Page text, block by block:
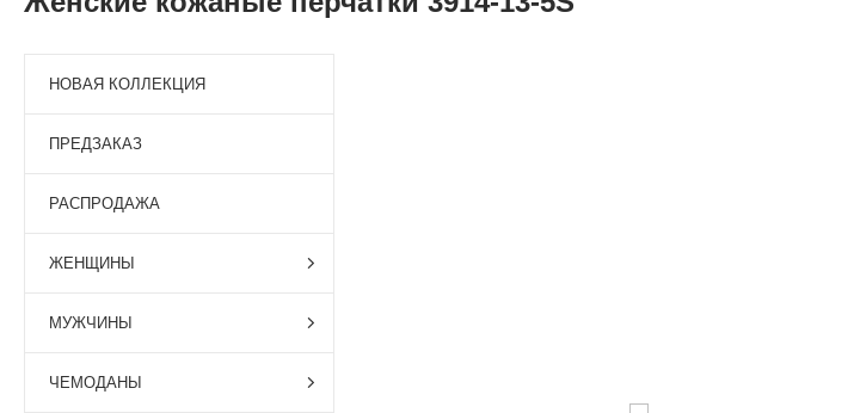
НОВАЯ КОЛЛЕКЦИЯ
ПРЕДЗАКАЗ
РАСПРОДАЖА
ЖЕНЩИНЫ
МУЖЧИНЫ
ЧЕМОДАНЫ